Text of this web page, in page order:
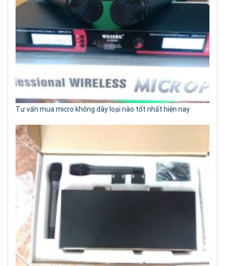
Tư vấn mua micro không dây loại nào tốt nhất hiện nay